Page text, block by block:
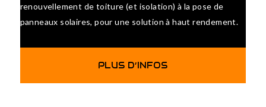
renouvellement de toiture (et isolation) à la pose de
panneaux solaires, pour une solution à haut rendement.
PLUS D’INFOS